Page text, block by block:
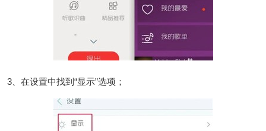
3、在设置中找到“显示”选项；